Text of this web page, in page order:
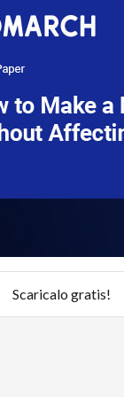
Scaricalo gratis!